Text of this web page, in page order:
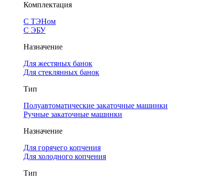
Комплектация
С ТЭНом
С ЭБУ
Назначение
Для жестяных банок
Для стеклянных банок
Тип
Полуавтоматические закаточные машинки
Ручные закаточные машинки
Назначение
Для горячего копчения
Для холодного копчения
Тип